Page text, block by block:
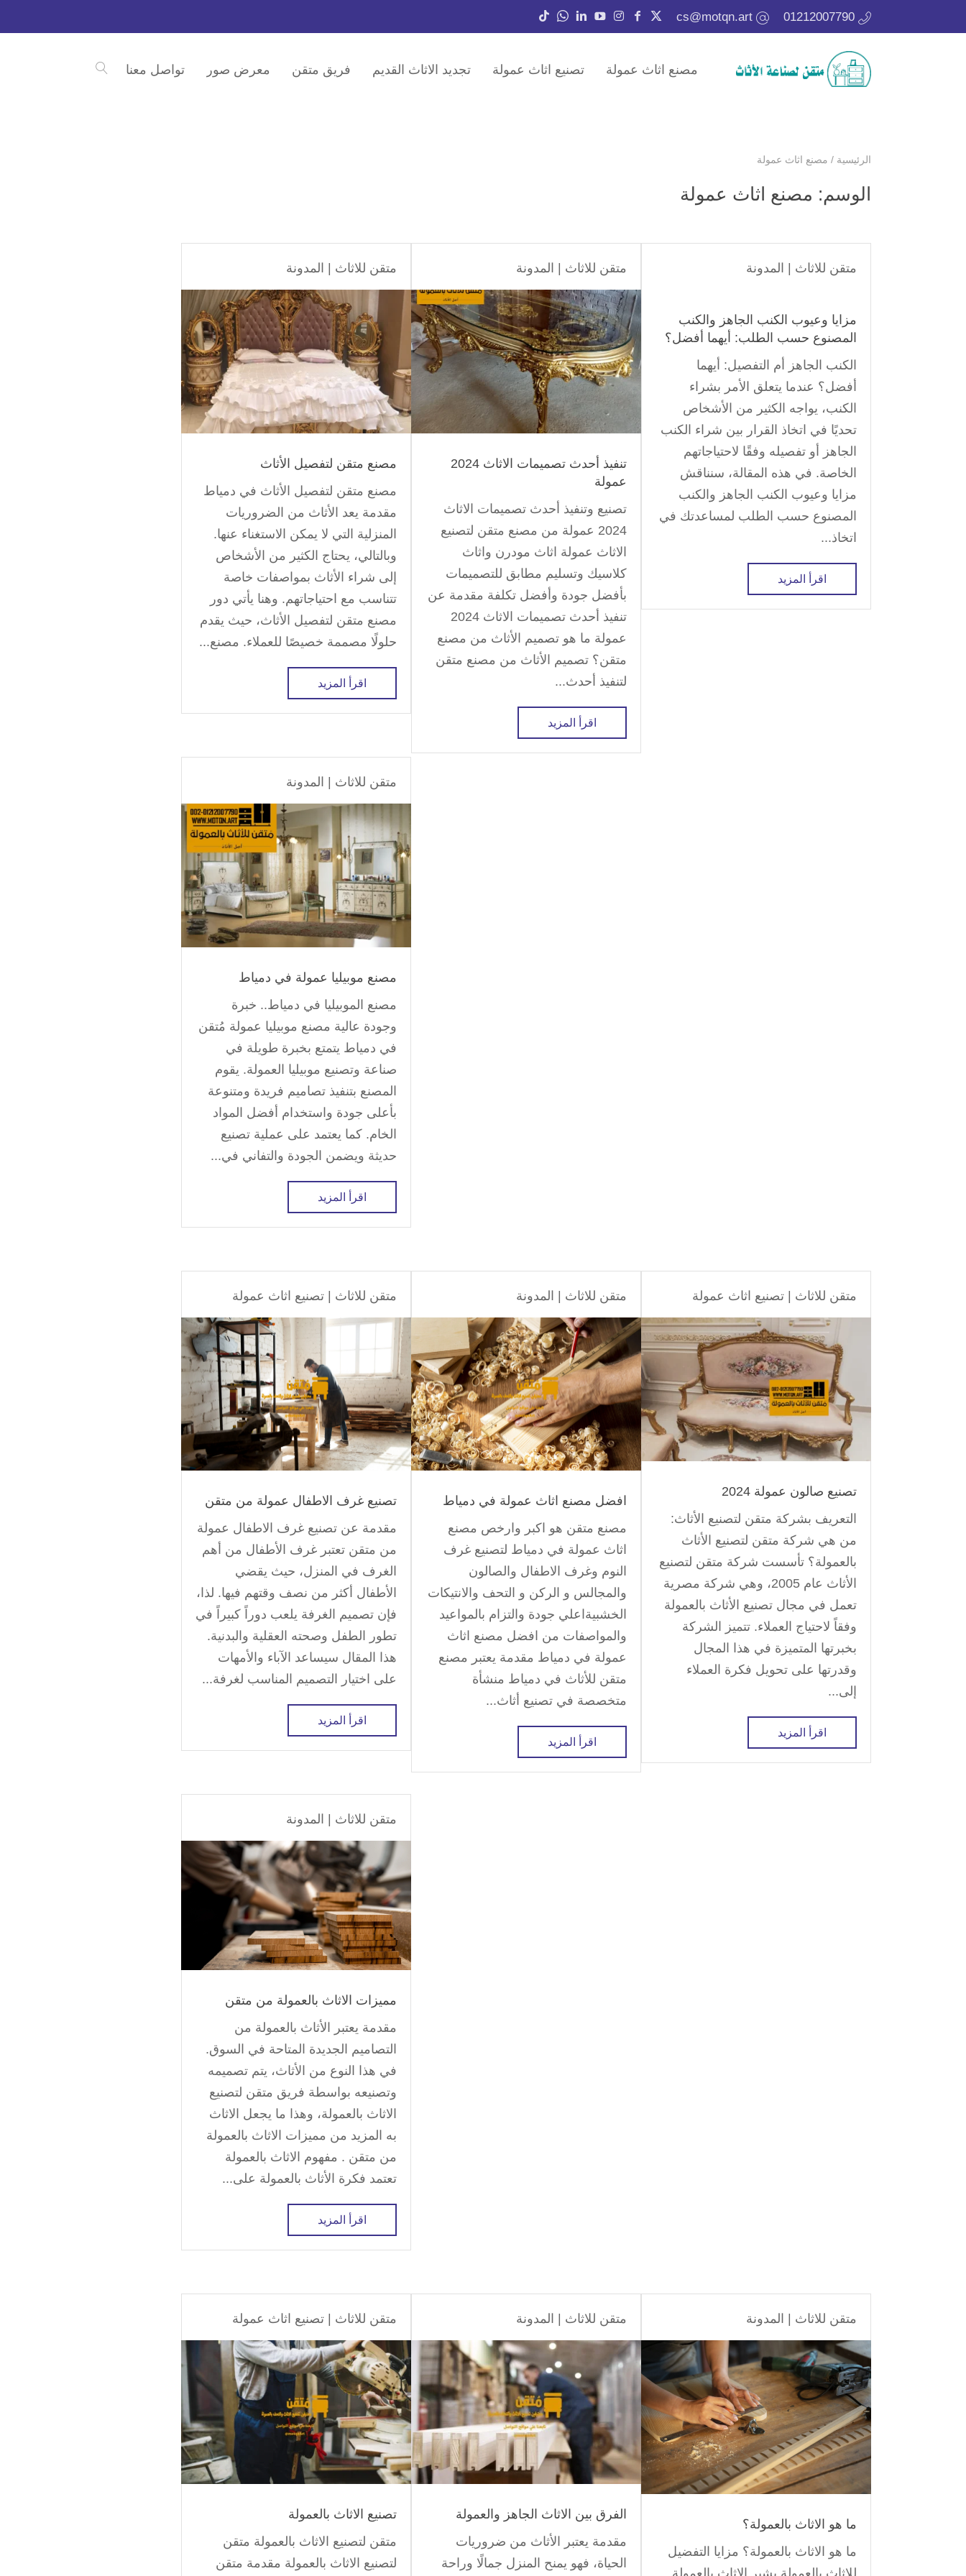
01212007790
cs@motqn.art
مصنع اثاث عمولة تصنيع اثاث عمولة تجديد الاثاث القديم فريق متقن معرض صور تواصل معنا
الرئيسية / مصنع اثاث عمولة
الوسم: مصنع اثاث عمولة
متقن للاثاث المدونة
مزايا وعيوب الكنب الجاهز والكنب
المصنوع حسب الطلب: أيهما أفضل؟
الكنب الجاهز أم التفصيل: أيهما
أفضل؟ عندما يتعلق الأمر بشراء
الكنب، يواجه الكثير من الأشخاص
تحديًا في اتخاذ القرار بين شراء الكنب
الجاهز أو تفصيله وفقًا لاحتياجاتهم
الخاصة. في هذه المقالة، سنناقش
مزايا وعيوب الكنب الجاهز والكنب
المصنوع حسب الطلب لمساعدتك في
اتخاذ...
اقرأ المزيد
متقن للاثاث المدونة
تنفيذ أحدث تصميمات الاثاث 2024
عمولة
تصنيع وتنفيذ أحدث تصميمات الاثاث
2024 عمولة من مصنع متقن لتصنيع
الاثاث عمولة اثاث مودرن واثاث
كلاسيك وتسليم مطابق للتصميمات
بأفضل جودة وأفضل تكلفة مقدمة عن
تنفيذ أحدث تصميمات الاثاث 2024
عمولة ما هو تصميم الأثاث من مصنع
متقن؟ تصميم الأثاث من مصنع متقن
لتنفيذ أحدث...
اقرأ المزيد
متقن للاثاث المدونة
مصنع متقن لتفصيل الأثاث
مصنع متقن لتفصيل الأثاث في دمياط
مقدمة يعد الأثاث من الضروريات
المنزلية التي لا يمكن الاستغناء عنها.
وبالتالي، يحتاج الكثير من الأشخاص
إلى شراء الأثاث بمواصفات خاصة
تتناسب مع احتياجاتهم. وهنا يأتي دور
مصنع متقن لتفصيل الأثاث، حيث يقدم
حلولًا مصممة خصيصًا للعملاء. مصنع...
اقرأ المزيد
متقن للاثاث المدونة
مصنع موبيليا عمولة في دمياط
مصنع الموبيليا في دمياط.. خبرة
وجودة عالية مصنع موبيليا عمولة مُتقن
في دمياط يتمتع بخبرة طويلة في
صناعة وتصنيع موبيليا العمولة. يقوم
المصنع بتنفيذ تصاميم فريدة ومتنوعة
بأعلى جودة واستخدام أفضل المواد
الخام. كما يعتمد على عملية تصنيع
حديثة ويضمن الجودة والتفاني في...
اقرأ المزيد
متقن للاثاث تصنيع اثاث عمولة
تصنيع صالون عمولة 2024
التعريف بشركة متقن لتصنيع الأثاث:
من هي شركة متقن لتصنيع الأثاث
بالعمولة؟ تأسست شركة متقن لتصنيع
الأثاث عام 2005، وهي شركة مصرية
تعمل في مجال تصنيع الأثاث بالعمولة
وفقاً لاحتياج العملاء. تتميز الشركة
بخبرتها المتميزة في هذا المجال
وقدرتها على تحويل فكرة العملاء
إلى...
اقرأ المزيد
متقن للاثاث المدونة
افضل مصنع اثاث عمولة في دمياط
مصنع متقن هو اكبر وارخص مصنع
اثاث عمولة في دمياط لتصنيع غرف
النوم وغرف الاطفال والصالون
والمجالس و الركن و التحف والانتيكات
الخشبيةاعلي جودة والتزام بالمواعيد
والمواصفات من افضل مصنع اثاث
عمولة في دمياط مقدمة يعتبر مصنع
متقن للأثاث في دمياط منشأة
متخصصة في تصنيع أثاث...
اقرأ المزيد
متقن للاثاث تصنيع اثاث عمولة
تصنيع غرف الاطفال عمولة من متقن
مقدمة عن تصنيع غرف الاطفال عمولة
من متقن تعتبر غرف الأطفال من أهم
الغرف في المنزل، حيث يقضي
الأطفال أكثر من نصف وقتهم فيها. لذا،
فإن تصميم الغرفة يلعب دوراً كبيراً في
تطور الطفل وصحته العقلية والبدنية.
هذا المقال سيساعد الآباء والأمهات
على اختيار التصميم المناسب لغرفة...
اقرأ المزيد
متقن للاثاث المدونة
مميزات الاثاث بالعمولة من متقن
مقدمة يعتبر الأثاث بالعمولة من
التصاميم الجديدة المتاحة في السوق.
في هذا النوع من الأثاث، يتم تصميمه
وتصنيعه بواسطة فريق متقن لتصنيع
الاثاث بالعمولة، وهذا ما يجعل الاثاث
به المزيد من مميزات الاثاث بالعمولة
من متقن . مفهوم الاثاث بالعمولة
تعتمد فكرة الأثاث بالعمولة على...
اقرأ المزيد
متقن للاثاث المدونة
ما هو الاثاث بالعمولة؟
ما هو الاثاث بالعمولة؟ مزايا التفضيل
للاثاث بالعمولة يشير الاثاث بالعمولة
متقن للاثاث المدونة
الفرق بين الاثاث الجاهز والعمولة
مقدمة يعتبر الأثاث من ضروريات
الحياة، فهو يمنح المنزل جمالًا وراحة
متقن للاثاث تصنيع اثاث عمولة
تصنيع الاثاث بالعمولة
متقن لتصنيع الاثاث بالعمولة متقن
لتصنيع الاثاث بالعمولة مقدمة متقن